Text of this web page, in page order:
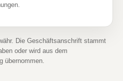
Die Geschäftsanschrift stammt
oder wird aus dem
übernommen.